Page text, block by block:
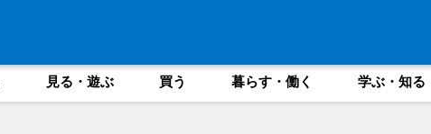
見る・遊ぶ 買う 暮らす・働く 学ぶ・知る